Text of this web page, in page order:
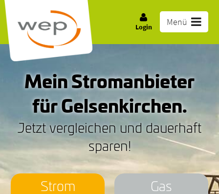
Menü
Login
Mein Stromanbieter
für Gelsenkirchen.
Jetzt vergleichen und dauerhaft
sparen!
Strom Gas